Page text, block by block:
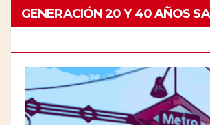
GENERACIÓN 20 Y 40 AÑOS